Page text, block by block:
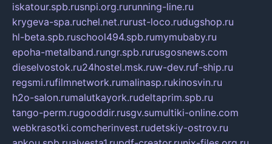
iskatour.spb.rusnpi.org.rurunning-line.ru
krygeva-spa.ruchel.net.rurust-loco.rudugshop.ru
hl-beta.spb.ruschool494.spb.rumymubaby.ru
epoha-metalband.rungr.spb.rurusgosnews.com
dieselvostok.ru24hostel.msk.ruw-dev.ruf-ship.ru
regsmi.rufilmnetwork.rumalinasp.rukinosvin.ru
h2o-salon.rumalutkayork.rudeltaprim.spb.ru
tango-perm.rugooddir.rusgv.sumultiki-online.com
webkrasotki.comcherinvest.rudetskiy-ostrov.ru